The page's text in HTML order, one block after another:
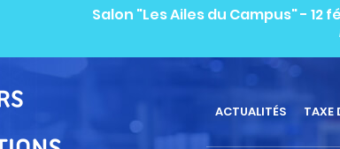
Salon "Les Ailes du Campus" -
ACTUALITÉS TAXE